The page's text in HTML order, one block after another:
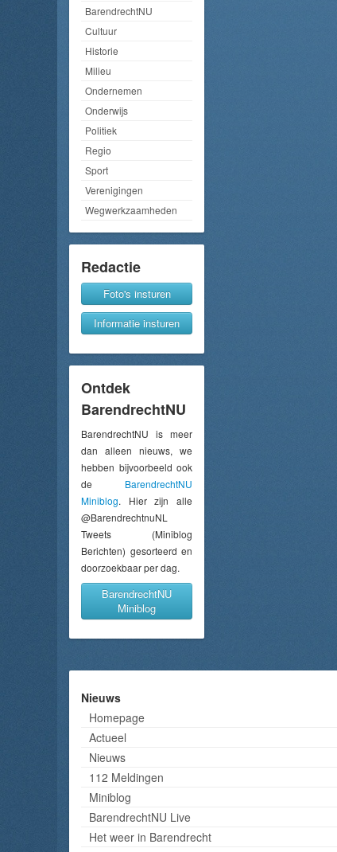
BarendrechtNU
Cultuur
Historie
Milieu
Ondernemen
Onderwijs
Politiek
Regio
Sport
Verenigingen
Wegwerkzaamheden
Redactie
Foto's insturen
Informatie insturen
Ontdek
BarendrechtNU
BarendrechtNU is meer
dan alleen nieuws, we
hebben bijvoorbeeld ook
de BarendrechtNU
Miniblog. Hier zijn alle
@BarendrechtnuNL
Tweets (Miniblog
Berichten) gesorteerd en
doorzoekbaar per dag.
BarendrechtNU
Miniblog
Nieuws
Homepage
Actueel
Nieuws
112 Meldingen
Miniblog
BarendrechtNU Live
Het weer in Barendrecht